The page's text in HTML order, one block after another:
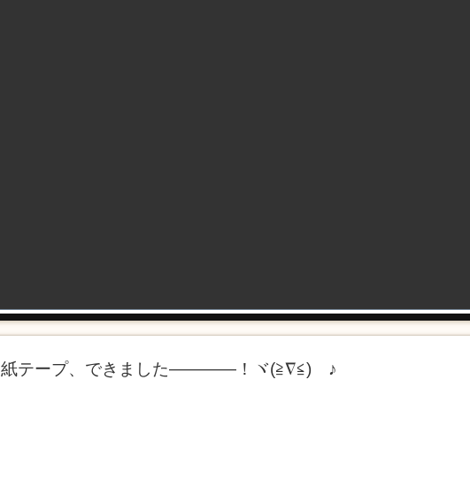
紙テープ、できました————！ヾ(≧∇≦)ゞ♪